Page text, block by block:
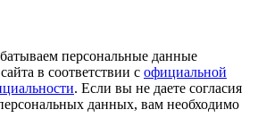
персональные данные
в соответствии с официальной
. Если вы не даете согласия
данных, вам необходимо